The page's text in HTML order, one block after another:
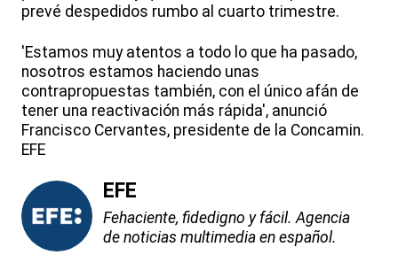
prevé despedidos rumbo al cuarto trimestre.
'Estamos muy atentos a todo lo que ha pasado,
nosotros estamos haciendo unas
contrapropuestas también, con el único afán de
tener una reactivación más rápida', anunció
Francisco Cervantes, presidente de la Concamin.
EFE
EFE
Fehaciente, fidedigno y fácil. Agencia
de noticias multimedia en español.